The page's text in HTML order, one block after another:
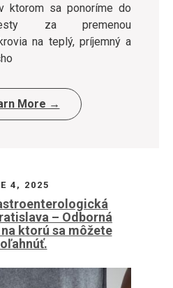
ktorom sa ponoríme do
za premenou
na teplý, príjemný a
More →
4, 2025
– Odborná
ktorú sa môžete